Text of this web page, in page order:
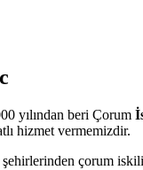
yılından beri Çorum
hizmet vermemizdir.
şehirlerinden çorum